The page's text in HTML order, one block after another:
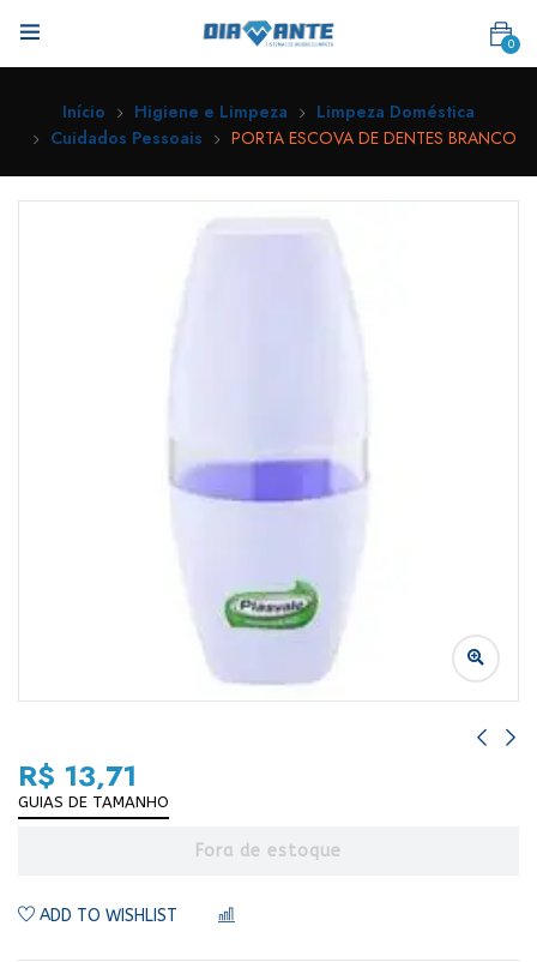
0
Início Higiene e Limpeza
Limpeza Doméstica
Cuidados Pessoais
PORTA ESCOVA DE DENTES BRANCO
R$ 13,71
GUIAS DE TAMANHO
Fora de estoque
ADD TO WISHLIST